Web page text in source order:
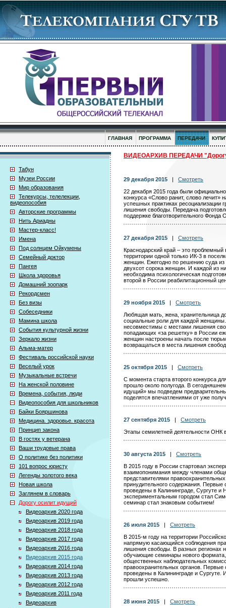
ГЛАВНАЯ ПРОГРАММА ПЕРЕДАЧИ
Табун
Музеи России
Мир образования
Телекурсы, телелекции,
видеопособия
Авторские программы
Нить Ариадны
Мастер-класс!
Имена
Под солнцем Ойкумены
Семейный доктор
Пангея
Школа здоровья
Домашний зоопарк
Рекордсмен
Без визы
Собеседники
Мамина школа
События культурной жизни
Зеркало жизни
Альма-матер
Фестиваль российской науки
Веселый урок
Музыкальные встречи
На женской половине
Времена, события, люди
Видеопособия для школьников
Байки Бояршинова
Медицина. здоровье. красота
Принцип закона
В гостях у ветерана
Ваши трудовые права
О политике без политики
101 вопрос юристу
Легенды золотого века
Новая школа
Заглянем в словарь
Дорогу осилит идущий
Видеоархив 2020 года
Видеоархив 2019 года
Видеоархив 2018 года
Видеоархив 2017 года
Видеоархив 2016 года
Видеоархив 2015 года
Видеоархив 2014 года
Видеоархив 2013 года
Видеоархив 2012 года
Видеоархив 2011 года
Видеоархив
ВИДЕОАРХИВ ПЕРЕДАЧИ
29 декабря 2015
Смотреть
22 декабря 2015 года были
конкурса «Слово ранит, слово лечит»
успешных практиках ресоциализации
лишения свободы. Передача
поддержке благотворительного Фонда
27 декабря 2015
Смотреть
Краснодарский край – это
территории одной только ИК-3 в
женщин. Ежегодно по решению суда из
двухсот сорока женщин. И каждой из
необходима психологическая
второй в России реабилитационный
29 ноября 2015
Смотреть
Любящая мать, жена, хранительница
социальные роли для каждой
несовместимы с местами лишения
попадающих «за решетку» в России
женщин настроены начать после
возвращаться в места лишения
25 октября 2015
Смотреть
С момента старта второго конкурса
прошло около полугода. В
идущий» мы подведем
поделятся впечатлениями от уже
27 сентября 2015
Смотреть
Этапы семилетней деятельности ОНК
30 августа 2015
Смотреть
В 2015 году в России стартовал
взаимопонимания между членами
представителями
принудительного содержания.
проведены в Калининграде, Сургуте и
экспериментальным городом стал
семинар стал знаковым событием!
26 июля 2015
Смотреть
В 2015-м году на территории
напрямую касающийся соблюдения
лишения свободы. В разных регионах
обучающие семинары нового
общественных наблюдательных
правоохранительных органов.
проведены в Калининграде и Сургуте.
прошли успешно.
28 июня 2015
Смотреть